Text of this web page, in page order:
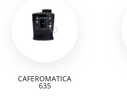
CAFEROMATICA
635